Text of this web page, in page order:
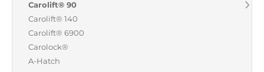
Finde einen Händler
Carolift® 90
Carolift® 140
Carolift® 6900
Carolock®
A-Hatch